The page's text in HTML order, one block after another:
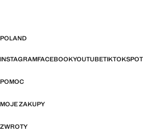
POLAND
INSTAGRAMFACEBOOKYOUTUBETIKTOK
POMOC
MOJE ZAKUPY
ZWROTY